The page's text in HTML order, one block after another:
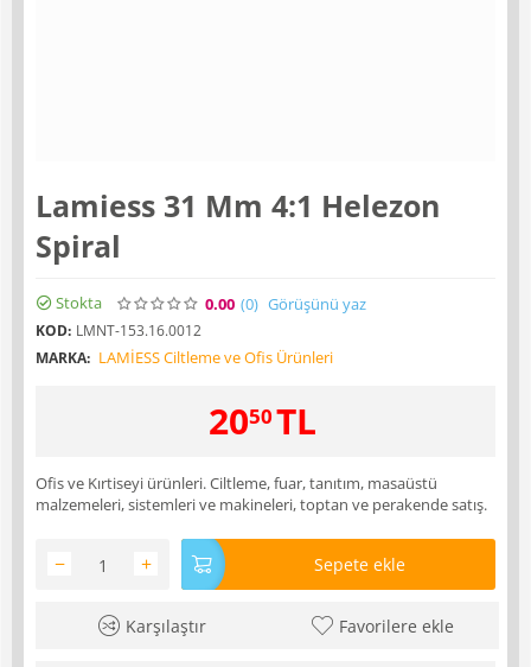
Lamiess 31 Mm 4:1 Helezon
Spiral
Stokta 0.00 (0) Görüşünü yaz
KOD: LMNT-153.16.0012
MARKA: LAMİESS Ciltleme ve Ofis Ürünleri
2050TL
Ofis ve Kırtiseyi ürünleri. Ciltleme, fuar, tanıtım, masaüstü
malzemeleri, sistemleri ve makineleri, toptan ve perakende satış.
+
− Sepete ekle
Karşılaştır Favorilere ekle